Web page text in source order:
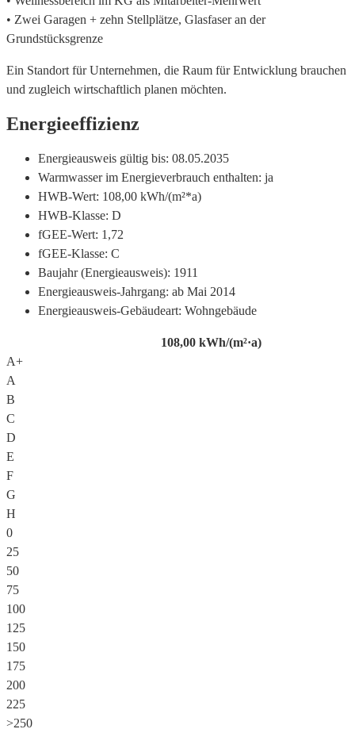
• Zwei Garagen + zehn Stellplätze, Glasfaser an der
Grundstücksgrenze
Ein Standort für Unternehmen, die Raum für Entwicklung brauchen
und zugleich wirtschaftlich planen möchten.
Energieeffizienz
Energieausweis gültig bis: 08.05.2035
Warmwasser im Energieverbrauch enthalten: ja
HWB-Wert: 108,00 kWh/(m²*a)
HWB-Klasse: D
fGEE-Wert: 1,72
fGEE-Klasse: C
Baujahr (Energieausweis): 1911
Energieausweis-Jahrgang: ab Mai 2014
Energieausweis-Gebäudeart: Wohngebäude
108,00 kWh/(m²·a)
A+
A
B
C
D
E
F
G
H
0
25
50
75
100
125
150
175
200
225
>250